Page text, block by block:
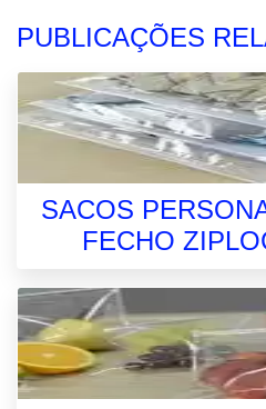
PUBLICAÇÕES
SACOS
FECHO